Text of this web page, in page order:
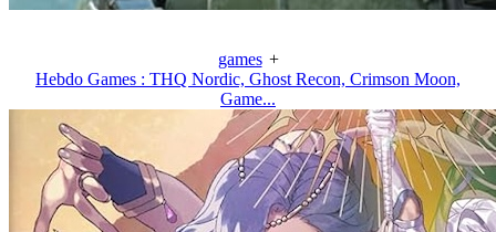
games +
Hebdo Games : THQ Nordic, Ghost Recon, Crimson Moon,
Game...